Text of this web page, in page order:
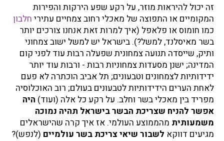
זה יכול להיראות מוזר, על רקע שפע הירקות והפירות
המקומיים או התפוצה של מאכלי רחוב צמחיים עתירי חלבון
כמו חומוס או פלאפל (איך למרות זאת אנחנו צורכים יותר
בשר מאיסלנד, למשל?). בישראל יש למשל ישוב צמחוני
ותיק, שייסדה תנועה צמחונית שפעלה רבות עוד לפני קום
המדינה; ישנן מסעדות צמחוניות רבות - ורבות עוד יותר
ידידותיות לצמחונים וטבעונים; תל אביב הוכתרה לא פעם
לאחת הערים הידידותיות לטבעונים בעולם; רוב האוכלוסיה
מפריד בין מאכלי בשר וחלב. על רקע כל אלה (ועוד) היה
אפשר להניח שצריכת הבשר בישראל תהיה נמוכה
משמעותית מהממוצע העולמי. אז איך קרה שהישראלים
מגיעים דווקא לשבור שיאי צריכת בשר עולמיים (לנפש)?